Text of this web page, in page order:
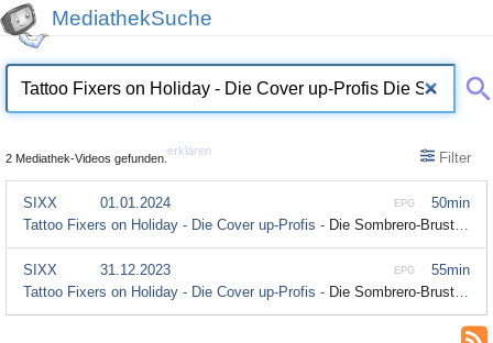
MediathekSuche
2 Mediathek-Videos gefunden.
erklären Filter
50min
EPG
SIXX
01.01.2024
Tattoo Fixers on Holiday - Die Cover up-Profis - Die Sombrero-Brust; Season 1 Episode 8
55min
EPG
SIXX
31.12.2023
Tattoo Fixers on Holiday - Die Cover up-Profis - Die Sombrero-Brust; Season 1 Episode 8